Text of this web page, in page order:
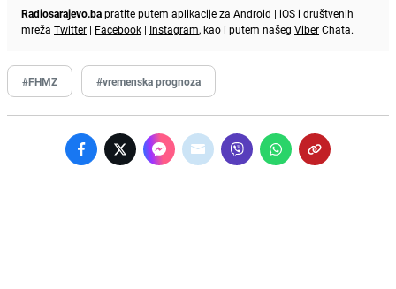
Radiosarajevo.bapratite putem aplikacije za Android | iOS i društvenih
mreža Twitter | Facebook | Instagram, kao i putem našeg ViberChata.
#FHMZ #vremenska prognoza